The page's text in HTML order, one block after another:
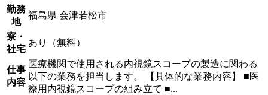
勤務
地
福島県 会津若松市
寮・
社宅
あり（無料）
仕事
内容
医療機関で使用される内視鏡スコープの製造に関わる
以下の業務を担当します。 【具体的な業務内容】 ■医
療用内視鏡スコープの組み立て ■...